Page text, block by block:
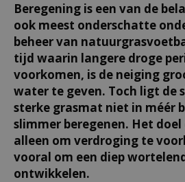
Beregening is een van de
ook meest onderschatte
beheer van
tijd waarin langere droge
voorkomen, is de neiging
water te geven. Toch ligt de
sterke grasmat niet in méér
slimmer beregenen. Het
alleen om verdroging te
vooral om een diep
ontwikkelen.